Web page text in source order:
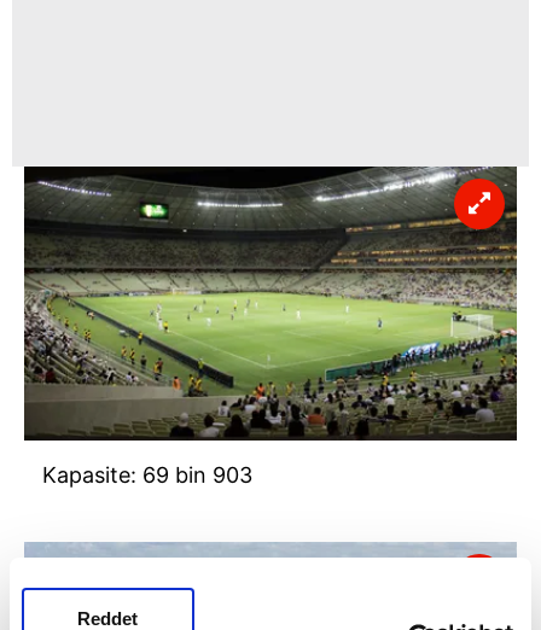
Reddet
Kapasite: 69 bin 903